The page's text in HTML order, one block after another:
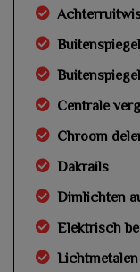
Centrale
Chroom
Dakrails
Dimlichten
Elektrisch